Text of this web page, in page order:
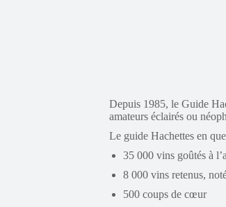
Depuis 1985, le Guide
amateurs éclairés ou
Le guide Hachettes en
35 000 vins goûtés à
8 000 vins retenus,
500 coups de cœur